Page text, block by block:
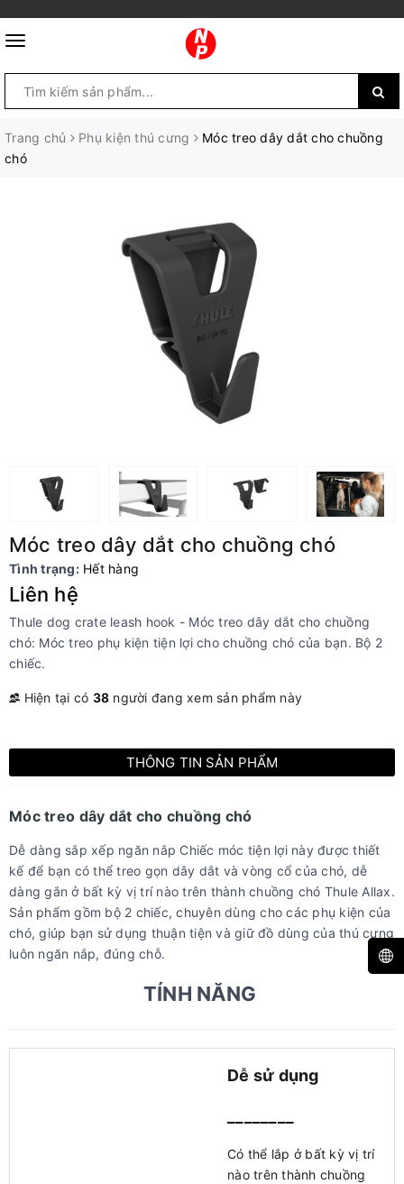
Trang chủ Phụ kiện thú cưng
Móc treo dây dắt cho chuồng
chó
Móc treo dây dắt cho chuồng chó
Tình trạng: Hết hàng
Liên hệ
Thule dog crate leash hook - Móc treo dây dắt cho chuồng
chó: Móc treo phụ kiện tiện lợi cho chuồng chó của bạn. Bộ 2
chiếc.
Hiện tại có 38 người đang xem sản phẩm này
THÔNG TIN SẢN PHẨM
Móc treo dây dắt cho chuồng chó
Dễ dàng sắp xếp ngăn nắp Chiếc móc tiện lợi này được thiết
kế để bạn có thể treo gọn dây dắt và vòng cổ của chó, dễ
dàng gắn ở bất kỳ vị trí nào trên thành chuồng chó Thule Allax.
Sản phẩm gồm bộ 2 chiếc, chuyên dùng cho các phụ kiện của
chó, giúp bạn sử dụng thuận tiện và giữ đồ dùng của thú cưng
luôn ngăn nắp, đúng chỗ.
TÍNH NĂNG
Dễ sử dụng
Có thể lắp ở bất kỳ vị trí
nào trên thành chuồng